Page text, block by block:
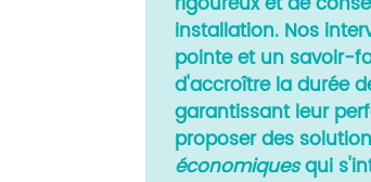
installation. Nos
pointe et un savoir-
d'accroître la durée
garantissant leur
proposer des
économiquesqui